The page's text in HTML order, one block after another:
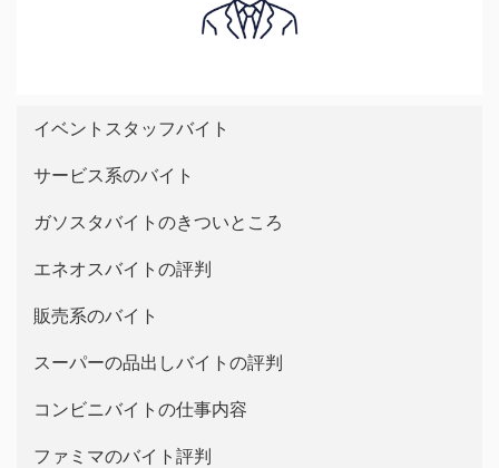
イベントスタッフバイト
サービス系のバイト
ガソスタバイトのきついところ
エネオスバイトの評判
販売系のバイト
スーパーの品出しバイトの評判
コンビニバイトの仕事内容
ファミマのバイト評判